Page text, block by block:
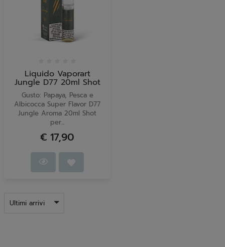
Liquido Vaporart
Jungle D77 20ml Shot
Gusto: Papaya, Pesca e
Albicocca Super Flavor D77
Jungle Aroma 20ml Shot
per...
€ 17,90
Ultimi arrivi